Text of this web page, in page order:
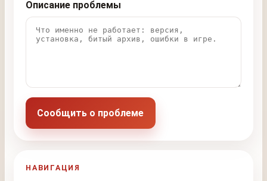
Описание проблемы
Сообщить о проблеме
НАВИГАЦИЯ